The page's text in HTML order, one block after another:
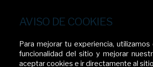
AVISO DE COOKIES
Para mejorar tu experiencia,
funcionalidad del sitio y mejorar
aceptar cookies e ir directamente al